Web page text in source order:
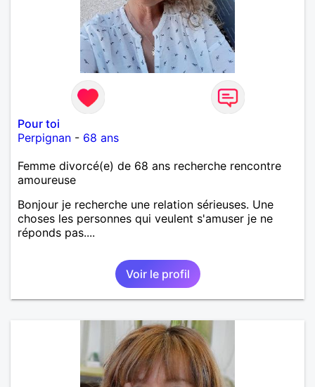
Pour toi
Perpignan - 68 ans
Femme divorcé(e) de 68 ans recherche rencontre
amoureuse
Bonjour je recherche une relation sérieuses. Une
choses les personnes qui veulent s'amuser je ne
réponds pas....
Voir le profil